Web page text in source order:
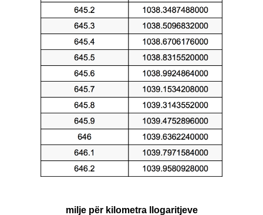
milje për kilometra llogaritjeve